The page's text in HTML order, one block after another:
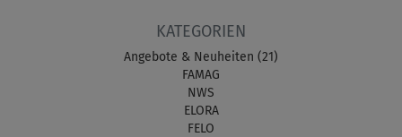
KATEGORIEN
Angebote & Neuheiten (21)
FAMAG
NWS
ELORA
FELO